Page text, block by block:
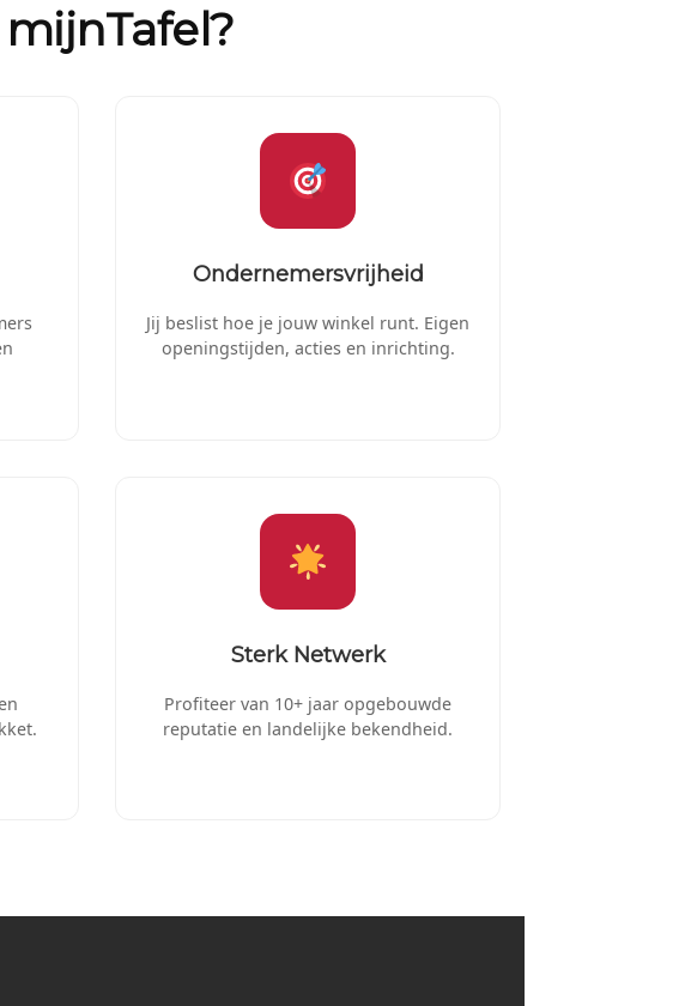
Ondernemersvrijheid
Jij beslist hoe je jouw winkel runt. Eigen
openingstijden, acties en inrichting.
Sterk Netwerk
Profiteer van 10+ jaar opgebouwde
reputatie en landelijke bekendheid.